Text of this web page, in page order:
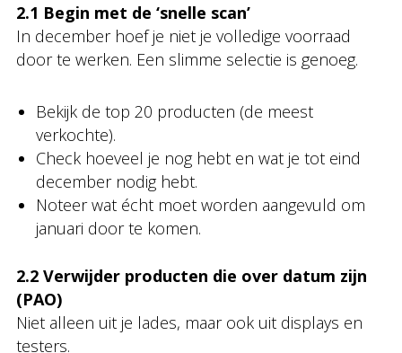
2.1 Begin met de ‘snelle scan’
In december hoef je niet je volledige voorraad
door te werken. Een slimme selectie is genoeg.
Bekijk de top 20 producten (de meest
verkochte).
Check hoeveel je nog hebt en wat je tot eind
december nodig hebt.
Noteer wat écht moet worden aangevuld om
januari door te komen.
2.2 Verwijder producten die over datum zijn
(PAO)
Niet alleen uit je lades, maar ook uit displays en
testers.